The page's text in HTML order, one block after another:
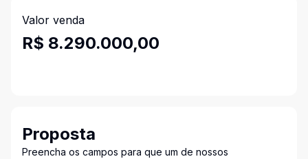
Valor venda
R$ 8.290.000,00
Proposta
Preencha os campos para que um de nossos